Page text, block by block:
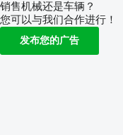
销售机械还是车辆？
您可以与我们合作进行！
发布您的广告